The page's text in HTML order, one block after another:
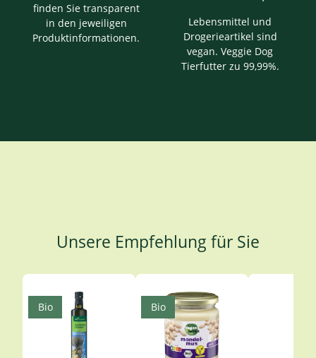
finden Sie transparent
in den jeweiligen
Produktinformationen.
Lebensmittel und
Drogerieartikel sind
vegan. Veggie Dog
Tierfutter zu 99,99%.
Unsere Empfehlung für Sie
Produktgalerie überspringen
Bio Bio